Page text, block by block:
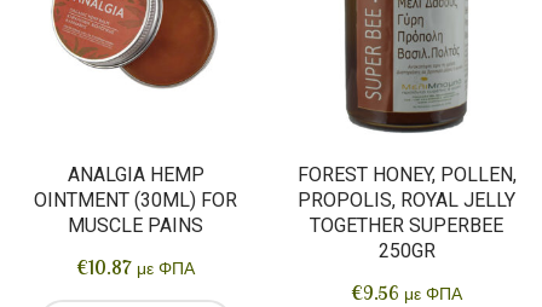
Seeds
Edible Oils
Superfoods
Edible Oils / Vinegar
Sweeteners
Cereals
Body Care
Flower water
BEE PRODUCTS
ANALGIA HEMP
OINTMENT (30ML) FOR
MUSCLE PAINS
€10.87 με ΦΠΑ
FOREST HONEY, POLLEN,
PROPOLIS, ROYAL JELLY
TOGETHER SUPERBEE
250GR
€9.56 με ΦΠΑ